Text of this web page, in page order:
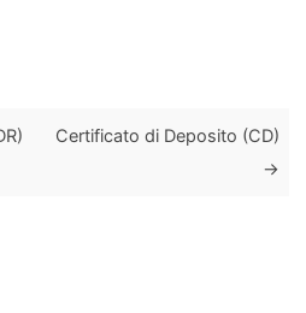
Certificato di Deposito (CD)
→